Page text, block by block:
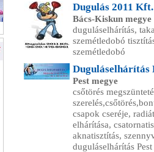
Dugulás 2011 Kft.
Bács-Kiskun megye
duguláselhárítás,
szemétledobó
szemétledobó
Duguláselhárítás
Pest megye
csőtörés
csapok cseréje,
elhárítása,
aknatisztítás,
duguláselhárítás